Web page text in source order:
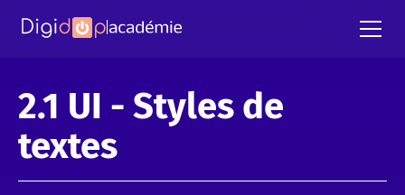
2.1 UI - Styles de
textes